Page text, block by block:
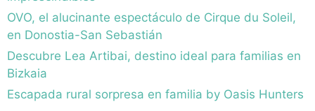
OVO, el alucinante espectáculo de Cirque du Soleil,
en Donostia-San Sebastián
Descubre Lea Artibai, destino ideal para familias en
Bizkaia
Escapada rural sorpresa en familia by Oasis Hunters